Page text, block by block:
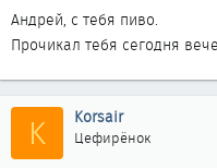
Андрей, с тебя пиво.
Прочикал тебя сегодня
K Korsair
Цефирёнок